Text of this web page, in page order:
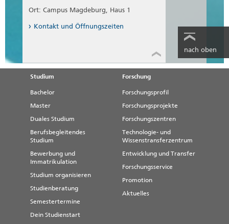
Ort: Campus Magdeburg, Haus 1
Kontakt und Öffnungszeiten
nach oben
Studium
Bachelor
Master
Duales Studium
Berufsbegleitendes
Studium
Bewerbung und
Immatrikulation
Studium organisieren
Studienberatung
Semestertermine
Dein Studienstart
Forschung
Forschungsprofil
Forschungsprojekte
Forschungszentren
Technologie- und
Wissenstransferzentrum
Entwicklung und Transfer
Forschungsservice
Promotion
Aktuelles